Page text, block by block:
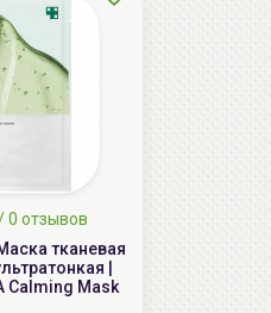
0 отзывов
тканевая
|
Calming Mask